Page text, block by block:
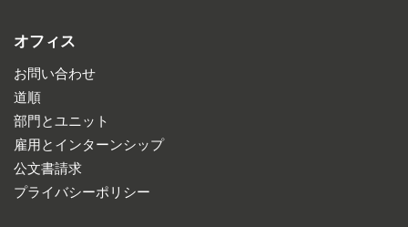
オフィス
お問い合わせ
道順
部門とユニット
雇用とインターンシップ
公文書請求
プライバシーポリシー